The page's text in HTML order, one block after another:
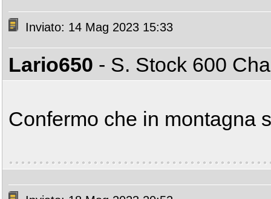
Inviato: 14 Mag 2023 15:33
Lario650 - S. Stock 600
Confermo che in montagna